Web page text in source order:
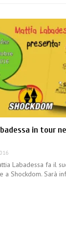
in tour
Labadessa fa il
a Shockdom. Sarà